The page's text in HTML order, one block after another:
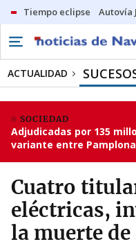
Tiempo eclipse Autovía
ACTUALIDAD
SOCIEDAD
Adjudicadas por 135
variante entre Pamplona
Cuatro
eléctricas,
la muerte de